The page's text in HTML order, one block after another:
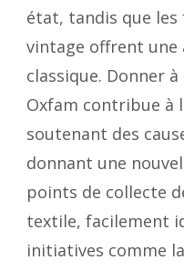
état, tandis que
vintage offrent
classique. Donner
Oxfam contribue à
soutenant des
donnant une
points de collecte
textile, facilement
initiatives comme